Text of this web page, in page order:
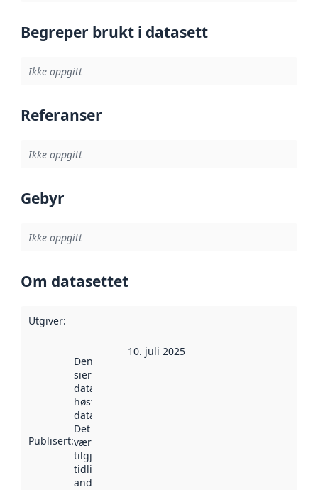
Begreper brukt i datasett
Ikke oppgitt
Referanser
Ikke oppgitt
Gebyr
Ikke oppgitt
Om datasettet
Utgiver:
Publisert:
Denne datoen
sier når
datasettet ble
høstet av
data.norge.no.
Det kan ha
vært
tilgjengelig
tidligere
andre steder.
10. juli 2025